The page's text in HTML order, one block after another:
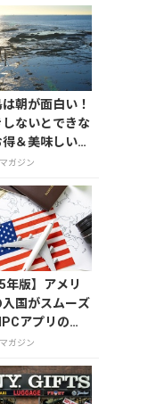
朝が面白い！
ないとできな
＆美味しいが
んの体験をしよ
ガジン
年版】アメリ
入国がスムーズ
アプリの登
や使い方を解説
ガジン